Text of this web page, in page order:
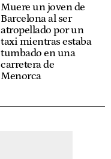
Muere un joven de
Barcelona al ser
atropellado por un
taxi mientras estaba
tumbado en una
carretera de
Menorca